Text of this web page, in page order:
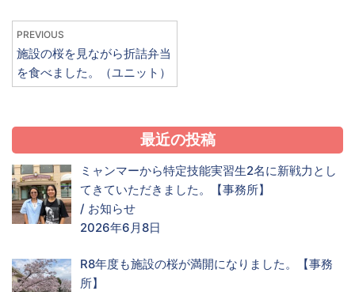
PREVIOUS
施設の桜を見ながら折詰弁当
を食べました。（ユニット）
最近の投稿
ミャンマーから特定技能実習生2名に新戦力とし
てきていただきました。【事務所】
/ お知らせ
2026年6月8日
R8年度も施設の桜が満開になりました。【事務
所】